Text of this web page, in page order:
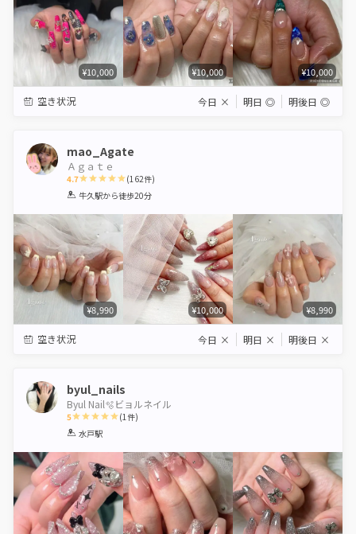
¥10,000 ¥10,000 ¥10,000
空き状況 今日 × 明日 ◎ 明後日 ◎
mao_Agate
Ａｇａｔｅ
4.7
1 2 3 4 5
(162件)
牛久駅から徒歩20分
¥8,990 ¥10,000 ¥8,990
空き状況 今日 × 明日 × 明後日 ×
byul_nails
Byul Nail🫧ビョルネイル
5
1 2 3 4
(1件)
水戸駅